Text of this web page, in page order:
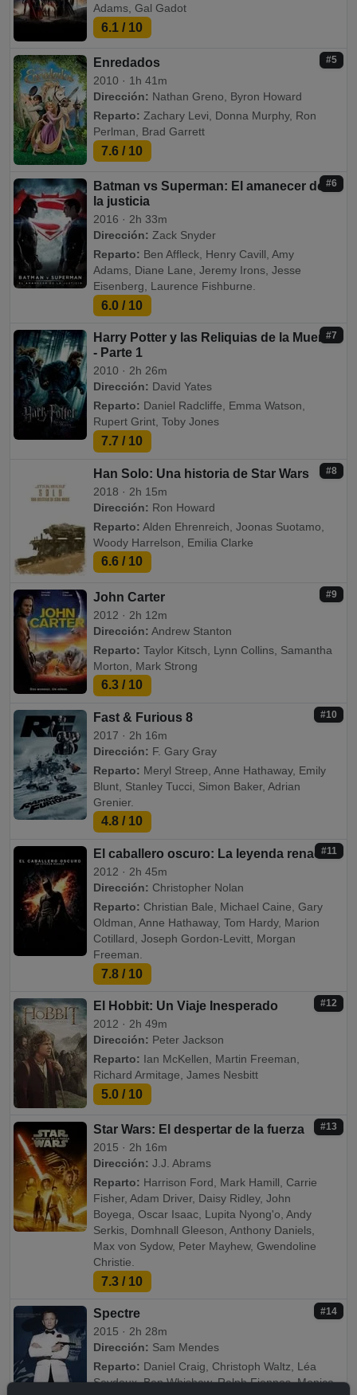
Adams, Gal Gadot
6.1 / 10
#5
Enredados
2010 · 1h 41m
Dirección: Nathan Greno, Byron Howard
Reparto: Zachary Levi, Donna Murphy, Ron
Perlman, Brad Garrett
7.6 / 10
#6
Batman vs Superman: El amanecer de
la justicia
2016 · 2h 33m
Dirección: Zack Snyder
Reparto: Ben Affleck, Henry Cavill, Amy
Adams, Diane Lane, Jeremy Irons, Jesse
Eisenberg, Laurence Fishburne.
6.0 / 10
#7
Harry Potter y las Reliquias de la Muerte
- Parte 1
2010 · 2h 26m
Dirección: David Yates
Reparto: Daniel Radcliffe, Emma Watson,
Rupert Grint, Toby Jones
7.7 / 10
#8
Han Solo: Una historia de Star Wars
2018 · 2h 15m
Dirección: Ron Howard
Reparto: Alden Ehrenreich, Joonas Suotamo,
Woody Harrelson, Emilia Clarke
6.6 / 10
#9
John Carter
2012 · 2h 12m
Dirección: Andrew Stanton
Reparto: Taylor Kitsch, Lynn Collins, Samantha
Morton, Mark Strong
6.3 / 10
#10
Fast & Furious 8
2017 · 2h 16m
Dirección: F. Gary Gray
Reparto: Meryl Streep, Anne Hathaway, Emily
Blunt, Stanley Tucci, Simon Baker, Adrian
Grenier.
4.8 / 10
#11
El caballero oscuro: La leyenda renace
2012 · 2h 45m
Dirección: Christopher Nolan
Reparto: Christian Bale, Michael Caine, Gary
Oldman, Anne Hathaway, Tom Hardy, Marion
Cotillard, Joseph Gordon-Levitt, Morgan
Freeman.
7.8 / 10
#12
El Hobbit: Un Viaje Inesperado
2012 · 2h 49m
Dirección: Peter Jackson
Reparto: Ian McKellen, Martin Freeman,
Richard Armitage, James Nesbitt
5.0 / 10
#13
Star Wars: El despertar de la fuerza
2015 · 2h 16m
Dirección: J.J. Abrams
Reparto: Harrison Ford, Mark Hamill, Carrie
Fisher, Adam Driver, Daisy Ridley, John
Boyega, Oscar Isaac, Lupita Nyong'o, Andy
Serkis, Domhnall Gleeson, Anthony Daniels,
Max von Sydow, Peter Mayhew, Gwendoline
Christie.
7.3 / 10
#14
Spectre
2015 · 2h 28m
Dirección: Sam Mendes
Reparto: Daniel Craig, Christoph Waltz, Léa
Seydoux, Ben Whishaw, Ralph Fiennes, Monica